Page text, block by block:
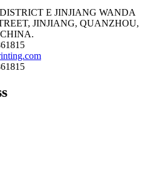
E JINJIANG WANDA
JINJIANG, QUANZHOU,